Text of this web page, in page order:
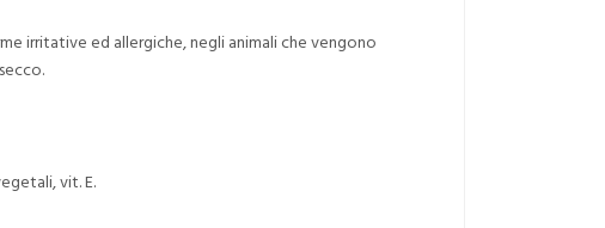
irritative ed allergiche, negli animali che vengono
vit. E.